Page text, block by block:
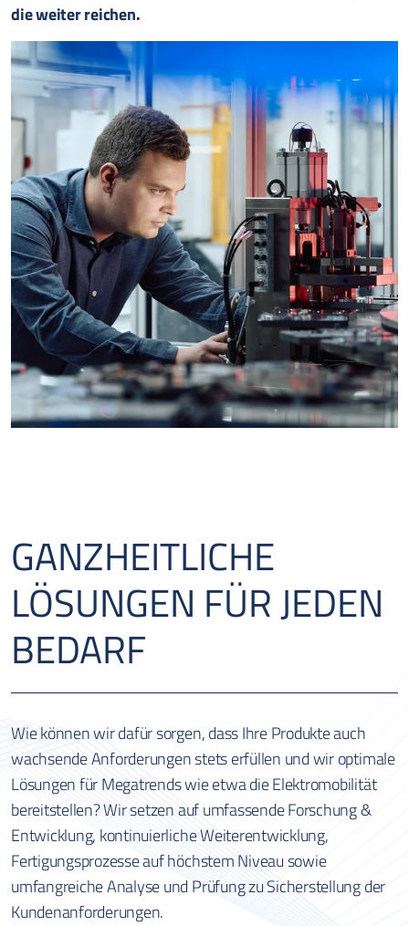
die weiter reichen.
GANZHEITLICHE
LÖSUNGEN FÜR JEDEN
BEDARF
Wie können wir dafür sorgen, dass Ihre Produkte auch
wachsende Anforderungen stets erfüllen und wir optimale
Lösungen für Megatrends wie etwa die Elektromobilität
bereitstellen? Wir setzen auf umfassende Forschung &
Entwicklung, kontinuierliche Weiterentwicklung,
Fertigungsprozesse auf höchstem Niveau sowie
umfangreiche Analyse und Prüfung zu Sicherstellung der
Kundenanforderungen.